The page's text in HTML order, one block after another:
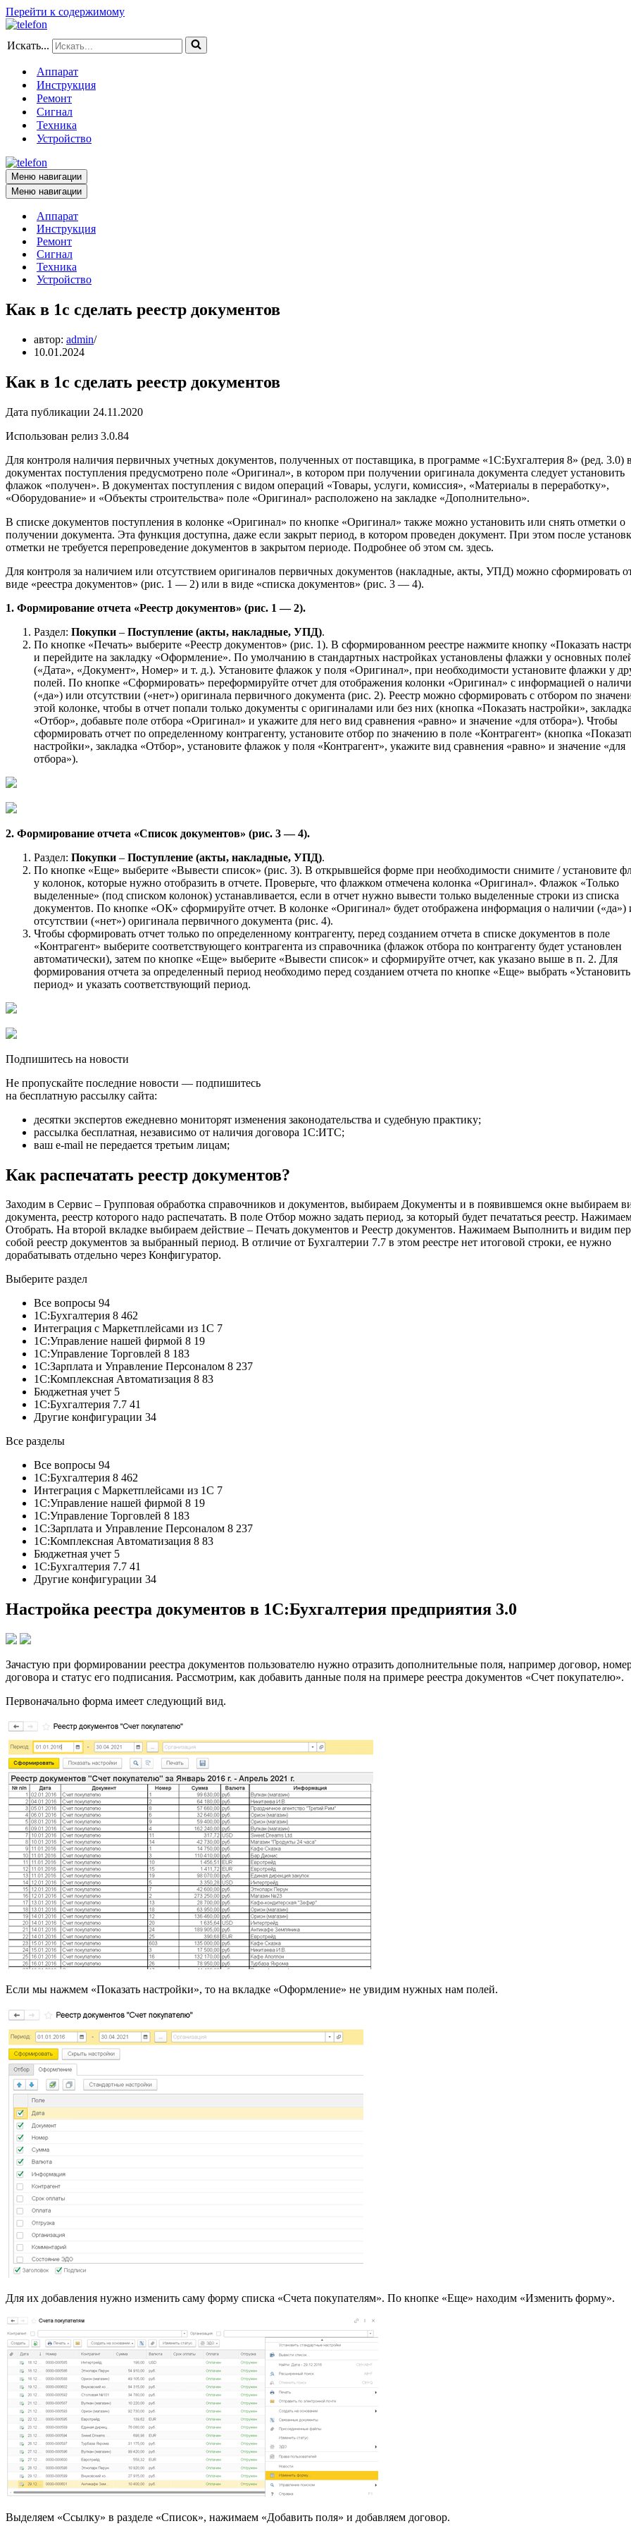
Перейти к содержимому
Искать...
Аппарат
Инструкция
Ремонт
Сигнал
Техника
Устройство
Меню навигации
Меню навигации
Аппарат
Инструкция
Ремонт
Сигнал
Техника
Устройство
Как в 1с сделать реестр документов
автор: admin
10.01.2024
Как в 1с сделать реестр документов
Дата публикации 24.11.2020
Использован релиз 3.0.84
Для контроля наличия первичных учетных документов, полученных от поставщика, в программе «1С:Бухгалтерия 8» (ред. 3.0) в
документах поступления предусмотрено поле «Оригинал», в котором при получении оригинала документа следует установить
флажок «получен». В документах поступления с видом операций «Товары, услуги, комиссия», «Материалы в переработку»,
«Оборудование» и «Объекты строительства» поле «Оригинал» расположено на закладке «Дополнительно».
В списке документов поступления в колонке «Оригинал» по кнопке «Оригинал» также можно установить или снять отметки о
получении документа. Эта функция доступна, даже если закрыт период, в котором проведен документ. При этом после
отметки не требуется перепроведение документов в закрытом периоде. Подробнее об этом см. здесь.
Для контроля за наличием или отсутствием оригиналов первичных документов (накладные, акты, УПД) можно сформировать
виде «реестра документов» (рис. 1 — 2) или в виде «списка документов» (рис. 3 — 4).
1. Формирование отчета «Реестр документов» (рис. 1 — 2).
Раздел: Покупки – Поступление (акты, накладные, УПД).
По кнопке «Печать» выберите «Реестр документов» (рис. 1). В сформированном реестре нажмите кнопку «Показать
и перейдите на закладку «Оформление». По умолчанию в стандартных настройках установлены флажки у основных
(«Дата», «Документ», Номер» и т. д.). Установите флажок у поля «Оригинал», при необходимости установите флажки у
полей. По кнопке «Сформировать» переформируйте отчет для отображения колонки «Оригинал» с информацией о
(«да») или отсутствии («нет») оригинала первичного документа (рис. 2). Реестр можно сформировать с отбором по
этой колонке, чтобы в отчет попали только документы с оригиналами или без них (кнопка «Показать настройки», закладка
«Отбор», добавьте поле отбора «Оригинал» и укажите для него вид сравнения «равно» и значение «для отбора»). Чтобы
сформировать отчет по определенному контрагенту, установите отбор по значению в поле «Контрагент» (кнопка
настройки», закладка «Отбор», установите флажок у поля «Контрагент», укажите вид сравнения «равно» и значение «для
отбора»).
2. Формирование отчета «Список документов» (рис. 3 — 4).
Раздел: Покупки – Поступление (акты, накладные, УПД).
По кнопке «Еще» выберите «Вывести список» (рис. 3). В открывшейся форме при необходимости снимите / установите
у колонок, которые нужно отобразить в отчете. Проверьте, что флажком отмечена колонка «Оригинал». Флажок «Только
выделенные» (под списком колонок) устанавливается, если в отчет нужно вывести только выделенные строки из списка
документов. По кнопке «ОК» сформируйте отчет. В колонке «Оригинал» будет отображена информация о наличии («да»)
отсутствии («нет») оригинала первичного документа (рис. 4).
Чтобы сформировать отчет только по определенному контрагенту, перед созданием отчета в списке документов в поле
«Контрагент» выберите соответствующего контрагента из справочника (флажок отбора по контрагенту будет установлен
автоматически), затем по кнопке «Еще» выберите «Вывести список» и сформируйте отчет, как указано выше в п. 2. Для
формирования отчета за определенный период необходимо перед созданием отчета по кнопке «Еще» выбрать «Установить
период» и указать соответствующий период.
Подпишитесь на новости
Не пропускайте последние новости — подпишитесь
на бесплатную рассылку сайта:
десятки экспертов ежедневно мониторят изменения законодательства и судебную практику;
рассылка бесплатная, независимо от наличия договора 1С:ИТС;
ваш e-mail не передается третьим лицам;
Как распечатать реестр документов?
Заходим в Сервис – Групповая обработка справочников и документов, выбираем Документы и в появившемся окне выбираем
документа, реестр которого надо распечатать. В поле Отбор можно задать период, за который будет печататься реестр.
Отобрать. На второй вкладке выбираем действие – Печать документов и Реестр документов. Нажимаем Выполнить и видим
собой реестр документов за выбранный период. В отличие от Бухгалтерии 7.7 в этом реестре нет итоговой строки, ее нужно
дорабатывать отдельно через Конфигуратор.
Выберите раздел
Все вопросы 94
1С:Бухгалтерия 8 462
Интеграция с Маркетплейсами из 1С 7
1С:Управление нашей фирмой 8 19
1С:Управление Торговлей 8 183
1С:Зарплата и Управление Персоналом 8 237
1С:Комплексная Автоматизация 8 83
Бюджетная учет 5
1С:Бухгалтерия 7.7 41
Другие конфигурации 34
Все разделы
Все вопросы 94
1С:Бухгалтерия 8 462
Интеграция с Маркетплейсами из 1С 7
1С:Управление нашей фирмой 8 19
1С:Управление Торговлей 8 183
1С:Зарплата и Управление Персоналом 8 237
1С:Комплексная Автоматизация 8 83
Бюджетная учет 5
1С:Бухгалтерия 7.7 41
Другие конфигурации 34
Настройка реестра документов в 1С:Бухгалтерия предприятия 3.0
Зачастую при формировании реестра документов пользователю нужно отразить дополнительные поля, например договор,
договора и статус его подписания. Рассмотрим, как добавить данные поля на примере реестра документов «Счет покупателю».
Первоначально форма имеет следующий вид.
Если мы нажмем «Показать настройки», то на вкладке «Оформление» не увидим нужных нам полей.
Для их добавления нужно изменить саму форму списка «Счета покупателям». По кнопке «Еще» находим «Изменить форму».
Выделяем «Ссылку» в разделе «Список», нажимаем «Добавить поля» и добавляем договор.